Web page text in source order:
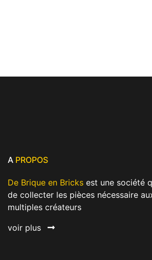
A PROPOS
De Brique en Bricks est une société
de collecter les pièces nécessaire
multiples créateurs
voir plus